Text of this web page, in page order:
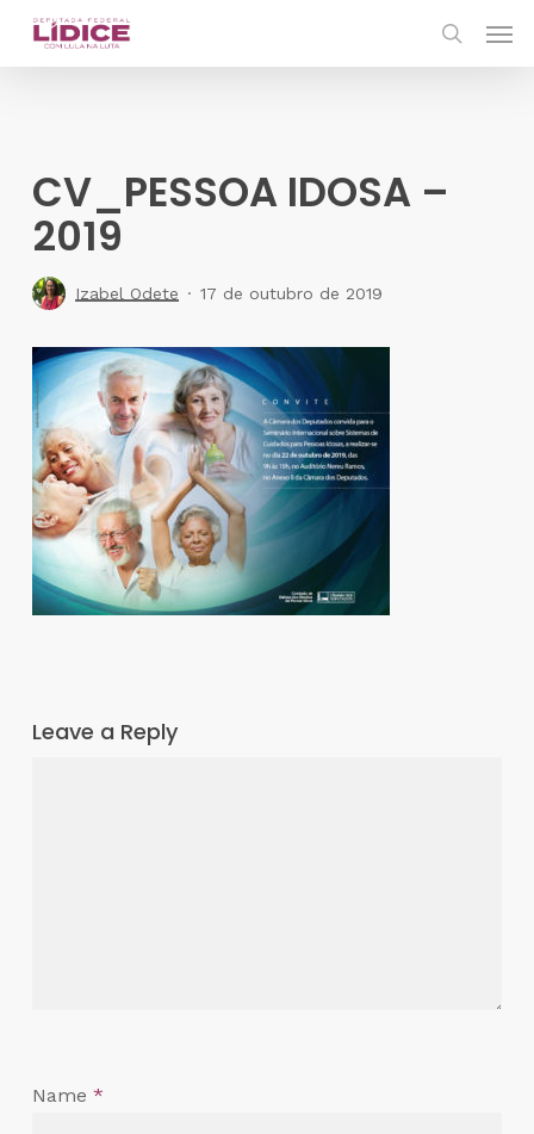
Skip
CV_PESSOA IDOSA –
2019
Izabel Odete 17 de outubro de 2019
Leave a Reply
Name *